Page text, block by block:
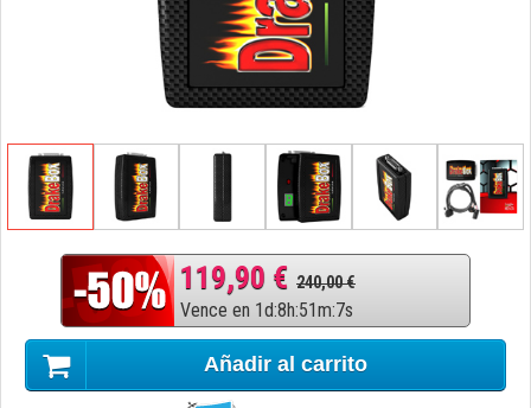
119,90 € 240,00 €
Vence en 1d:8h:51m:6s
Añadir al carrito